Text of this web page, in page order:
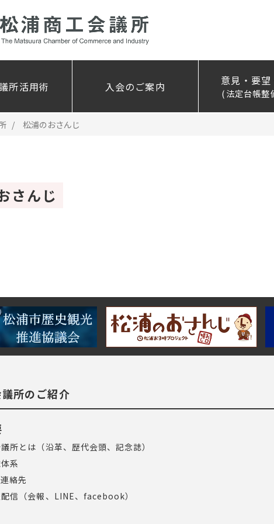
所活用術 入会のご案内 意見・要
(法定台帳整
松浦のおさんじ
さんじ
所のご紹介
所とは（沿革、歴代会頭、記念誌）
系
絡先
信（会報、LINE、facebook）